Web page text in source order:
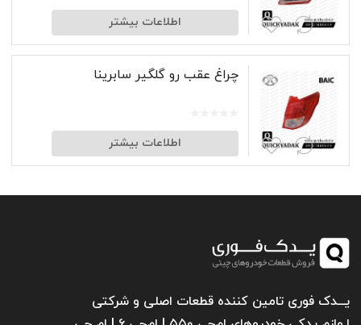
اطلاعات بیشتر
چراغ عقب رو گلگیر سابرینا
اطلاعات بیشتر
یـــدک فوری تامین کننده قطعات اصلی و شرکتی